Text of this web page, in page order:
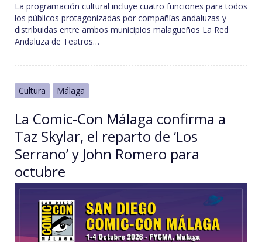
La programación cultural incluye cuatro funciones para todos
los públicos protagonizadas por compañías andaluzas y
distribuidas entre ambos municipios malagueños La Red
Andaluza de Teatros…
Cultura Málaga
La Comic-Con Málaga confirma a
Taz Skylar, el reparto de ‘Los
Serrano’ y John Romero para
octubre